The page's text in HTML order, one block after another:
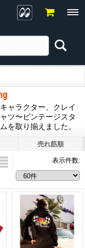
ャラクター、クレイ
ツ〜ビンテージスタ
を取り揃えました。
売れ筋順
表示件数: